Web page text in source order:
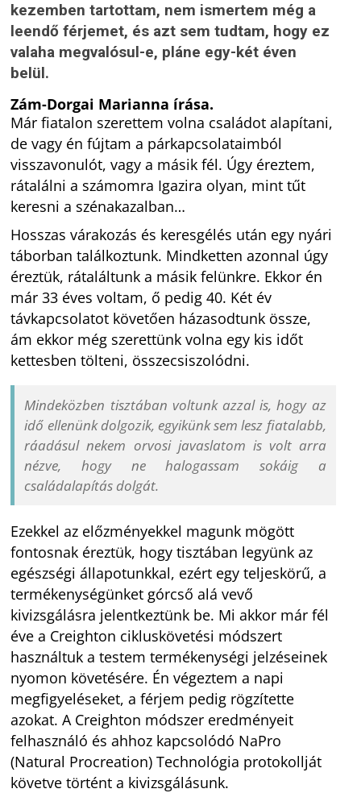
kezemben tartottam, nem ismertem még a
leendő férjemet, és azt sem tudtam, hogy ez
valaha megvalósul-e, pláne egy-két éven
belül.
Zám-Dorgai Marianna írása.
Már fiatalon szerettem volna családot alapítani,
de vagy én fújtam a párkapcsolataimból
visszavonulót, vagy a másik fél. Úgy éreztem,
rátalálni a számomra Igazira olyan, mint tűt
keresni a szénakazalban…
Hosszas várakozás és keresgélés után egy nyári
táborban találkoztunk. Mindketten azonnal úgy
éreztük, rátaláltunk a másik felünkre. Ekkor én
már 33 éves voltam, ő pedig 40. Két év
távkapcsolatot követően házasodtunk össze,
ám ekkor még szerettünk volna egy kis időt
kettesben tölteni, összecsiszolódni.
Mindeközben tisztában voltunk azzal is, hogy az
idő ellenünk dolgozik, egyikünk sem lesz fiatalabb,
ráadásul nekem orvosi javaslatom is volt arra
nézve, hogy ne halogassam sokáig a
családalapítás dolgát.
Ezekkel az előzményekkel magunk mögött
fontosnak éreztük, hogy tisztában legyünk az
egészségi állapotunkkal, ezért egy teljeskörű, a
termékenységünket górcső alá vevő
kivizsgálásra jelentkeztünk be. Mi akkor már fél
éve a Creighton cikluskövetési módszert
használtuk a testem termékenységi jelzéseinek
nyomon követésére. Én végeztem a napi
megfigyeléseket, a férjem pedig rögzítette
azokat. A Creighton módszer eredményeit
felhasználó és ahhoz kapcsolódó NaPro
(Natural Procreation) Technológia protokollját
követve történt a kivizsgálásunk.